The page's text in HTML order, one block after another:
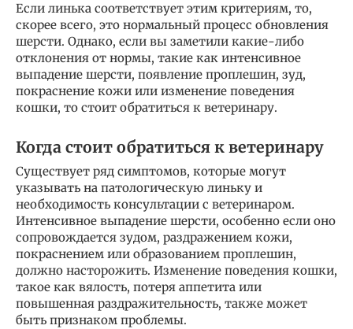
Если линька соответствует этим критериям, то,
скорее всего, это нормальный процесс обновления
шерсти. Однако, если вы заметили какие-либо
отклонения от нормы, такие как интенсивное
выпадение шерсти, появление проплешин, зуд,
покраснение кожи или изменение поведения
кошки, то стоит обратиться к ветеринару.
Когда стоит обратиться к ветеринару
Существует ряд симптомов, которые могут
указывать на патологическую линьку и
необходимость консультации с ветеринаром.
Интенсивное выпадение шерсти, особенно если оно
сопровождается зудом, раздражением кожи,
покраснением или образованием проплешин,
должно насторожить. Изменение поведения кошки,
такое как вялость, потеря аппетита или
повышенная раздражительность, также может
быть признаком проблемы.